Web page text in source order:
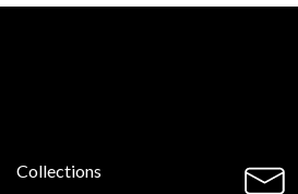
Collections